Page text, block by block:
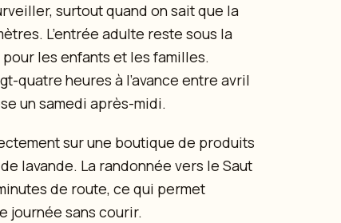
surtout quand on sait que la
L’entrée adulte reste sous la
les enfants et les familles.
quatre heures à l’avance entre avril
un samedi après-midi.
sur une boutique de produits
lavande. La randonnée vers le Saut
de route, ce qui permet
journée sans courir.